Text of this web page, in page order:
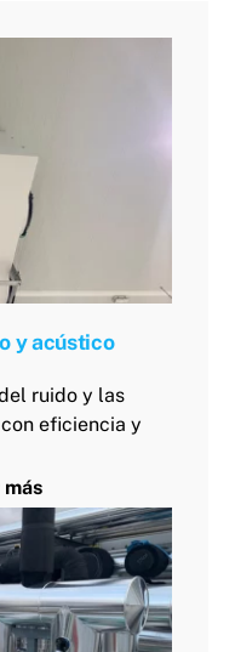
y acústico
ruido y las
eficiencia y
más